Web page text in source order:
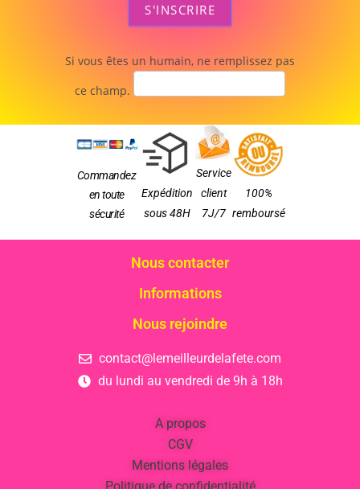
S'INSCRIRE
Si vous êtes un humain, ne remplissez pas
ce champ.
Commandez
en toute
sécurité
Expédition
sous 48H
Service
client
7J/7
100%
remboursé
Nous contacter
Informations
Nous rejoindre
contact@lemeilleurdelafete.com
du lundi au vendredi de 9h à 18h
A propos
CGV
Mentions légales